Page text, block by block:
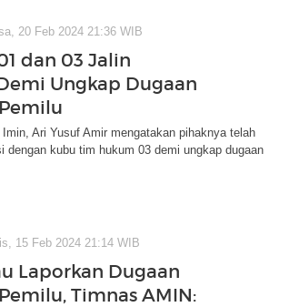
20 Feb 2024 21:36 WIB
dan 03 Jalin
Ungkap Dugaan
Ari Yusuf Amir mengatakan pihaknya telah
dengan kubu tim hukum 03 demi ungkap dugaan
15 Feb 2024 21:14 WIB
Laporkan Dugaan
Timnas AMIN: